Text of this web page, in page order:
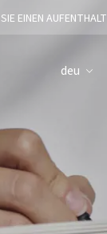
EINEN AUFENTHALT
deu